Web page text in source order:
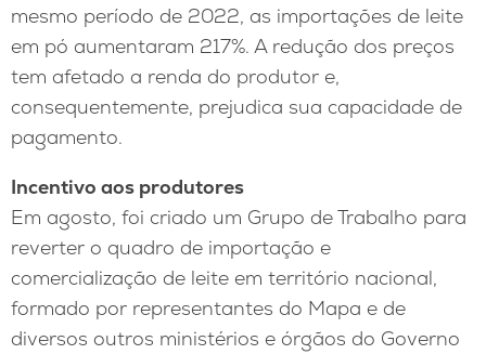
mesmo período de 2022, as importações de leite
em pó aumentaram 217%. A redução dos preços
tem afetado a renda do produtor e,
consequentemente, prejudica sua capacidade de
pagamento.
Incentivo aos produtores
Em agosto, foi criado um Grupo de Trabalho para
reverter o quadro de importação e
comercialização de leite em território nacional,
formado por representantes do Mapa e de
diversos outros ministérios e órgãos do Governo